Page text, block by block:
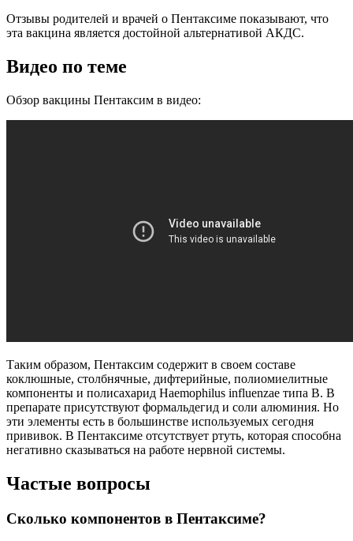
Отзывы родителей и врачей о Пентаксиме показывают, что
эта вакцина является достойной альтернативой АКДС.
Видео по теме
Обзор вакцины Пентаксим в видео:
Таким образом, Пентаксим содержит в своем составе
коклюшные, столбнячные, дифтерийные, полиомиелитные
компоненты и полисахарид Haemophilus influenzae типа В. В
препарате присутствуют формальдегид и соли алюминия. Но
эти элементы есть в большинстве используемых сегодня
прививок. В Пентаксиме отсутствует ртуть, которая способна
негативно сказываться на работе нервной системы.
Частые вопросы
Сколько компонентов в Пентаксиме?